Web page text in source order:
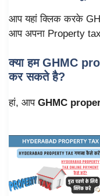
आप यहां क्लिक करके
आप अपना Property
क्या हम GHMC
कर सकते है?
हां, आप GHMC